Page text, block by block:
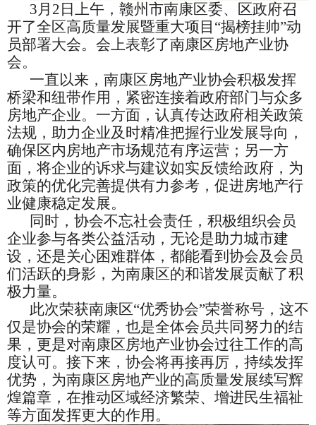
3月2日 上午， 赣州市南康区委、区政府召
开了全区高质量发展暨重大项目“揭榜挂帅”动
员部署大会。会上表彰了南康区房地产业协
会。
一直以来，南康区房地产业协会积极发挥
桥梁和纽带作用，紧密连接着政府部门与众多
房地产企业。一方面，认真传达政府相关政策
法规，助力企业及时精准把握行业发展导向，
确保区内房地产市场规范有序运营；另一方
面，将企业的诉求与建议如实反馈给政府，为
政策的优化完善提供有力参考，促进房地产行
业健康稳定发展。
同时，协会不忘社会责任，积极组织会员
企业参与各类公益活动，无论是助力城市建
设，还是关心困难群体，都能看到协会及会员
们活跃的身影，为南康区的和谐发展贡献了积
极力量。
此次荣获南康区“优秀协会”荣誉称号，这不
仅是协会的荣耀 ， 也是全体会员共同努力的结
果 ， 更是对南康区房地产业协会过往工作的高
度认可。 接下来， 协会将再接再厉，持续发挥
优势，为南康区房地产业的高质量发展续写辉
煌篇章，在推动区域经济繁荣、增进民生福祉
等方面发挥更大的作用。